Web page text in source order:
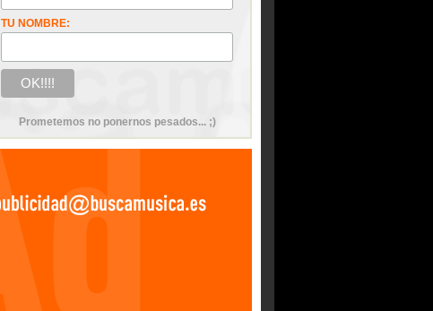
TU NOMBRE:
Prometemos no ponernos pesados... ;)